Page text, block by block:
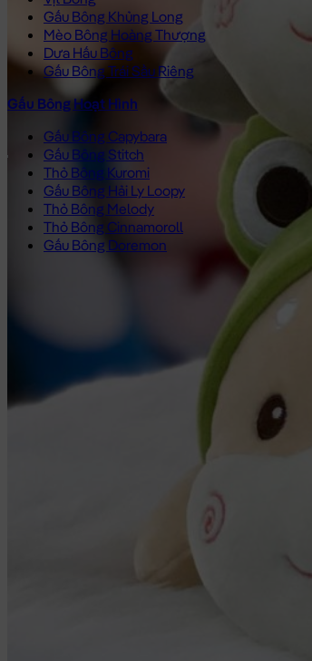
Gấu Bông Khủng Long
Mèo Bông Hoàng Thượng
Dưa Hấu Bông
Gấu Bông Trái Sầu Riêng
Gấu Bông Hoạt Hình
Gấu Bông Capybara
Gấu Bông Stitch
Thỏ Bông Kuromi
Gấu Bông Hải Ly Loopy
Thỏ Bông Melody
Thỏ Bông Cinnamoroll
Gấu Bông Doremon